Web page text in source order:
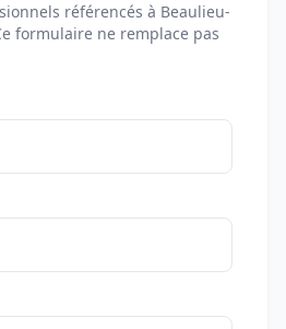
référencés à Beaulieu-
formulaire ne remplace pas